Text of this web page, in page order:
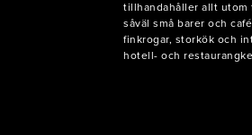
tillhandahåller allt utom
såväl små barer och
finkrogar, storkök och
hotell- och